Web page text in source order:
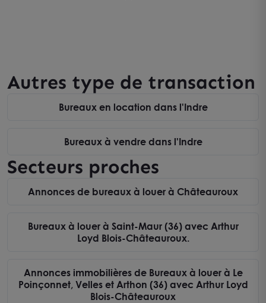
Autres type de transaction
Bureaux en location dans l'Indre
Bureaux à vendre dans l'Indre
Secteurs proches
Annonces de bureaux à louer à Châteauroux
Bureaux à louer à Saint-Maur (36) avec Arthur
Loyd Blois-Châteauroux.
Annonces immobilières de Bureaux à louer à Le
Poinçonnet, Velles et Arthon (36) avec Arthur Loyd
Blois-Châteauroux